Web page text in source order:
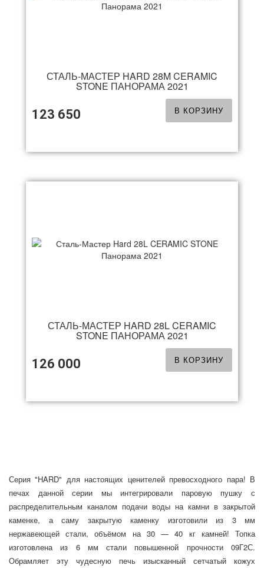
СТАЛЬ-МАСТЕР HARD 28M CERAMIC
STONE ПАНОРАМА 2021
123 650 В КОРЗИНУ
СТАЛЬ-МАСТЕР HARD 28L CERAMIC
STONE ПАНОРАМА 2021
126 000 В КОРЗИНУ
Серия "HARD" для настоящих ценителей превосходного пара! В
печах данной серии мы интегрировали паровую пушку с
распределительным каналом подачи воды на камни в закрытой
каменке, а саму закрытую каменку изготовили из 3 мм
нержавеющей стали, объёмом на 30 — 40 кг камней! Топка
изготовлена из 6 мм стали повышенной прочности 09Г2С.
Обрамляет эту чудесную печь изысканный сетчатый кожух